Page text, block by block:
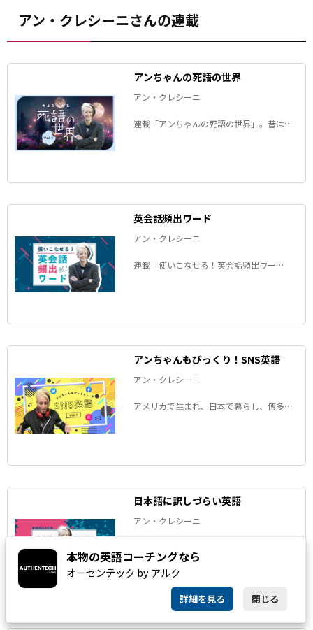
アン・クレシーニさんの連載
アンちゃんの死語の世界
アン・クレシーニ
連載「アンちゃんの死語の世界」。昔は誰
英会話頻出ワード
アン・クレシーニ
連載「使いこなせる！英会話頻出ワー
アンちゃんもびっくり！SNS英語
アン・クレシーニ
アメリカで生まれ、日本で暮らし、博多弁
日本語に訳しづらい英語
アン・クレシーニ
ニさんが、「日本語に訳しづらい英語」
と、その裏にある文化の違いを考察しま
本物の英語コーチングなら
オーセンテック by アルク
詳細を見る 閉じる